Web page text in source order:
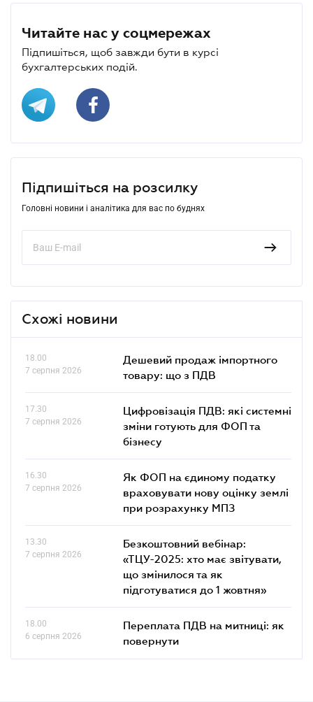
Читайте нас у соцмережах
Підпишіться, щоб завжди бути в курсі
бухгалтерських подій.
Підпишіться на розсилку
Головні новини і аналітика для вас по буднях
Схожі новини
18.00
7 серпня 2026
Дешевий продаж імпортного
товару: що з ПДВ
17.30
7 серпня 2026
Цифровізація ПДВ: які системні
зміни готують для ФОП та
бізнесу
16.30
7 серпня 2026
Як ФОП на єдиному податку
враховувати нову оцінку землі
при розрахунку МПЗ
13.30
7 серпня 2026
Безкоштовний вебінар:
«ТЦУ-2025: хто має звітувати,
що змінилося та як
підготуватися до 1 жовтня»
18.00
6 серпня 2026
Переплата ПДВ на митниці: як
повернути